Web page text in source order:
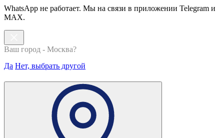
WhatsApp не работает. Мы на связи в приложении Telegram и
MAX.
Ваш город - Москва?
Да Нет, выбрать другой